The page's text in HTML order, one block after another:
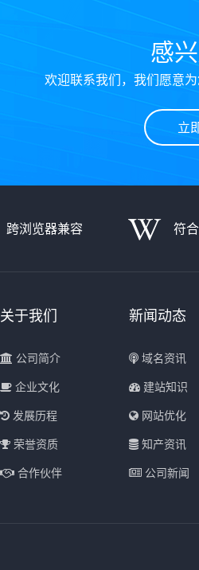
感
欢迎联系我们，我们愿意
立
跨浏览器兼容 符
关于我们
公司简介
企业文化
发展历程
荣誉资质
合作伙伴
新闻动态
域名资讯
建站知识
网站优化
知产资讯
公司新闻